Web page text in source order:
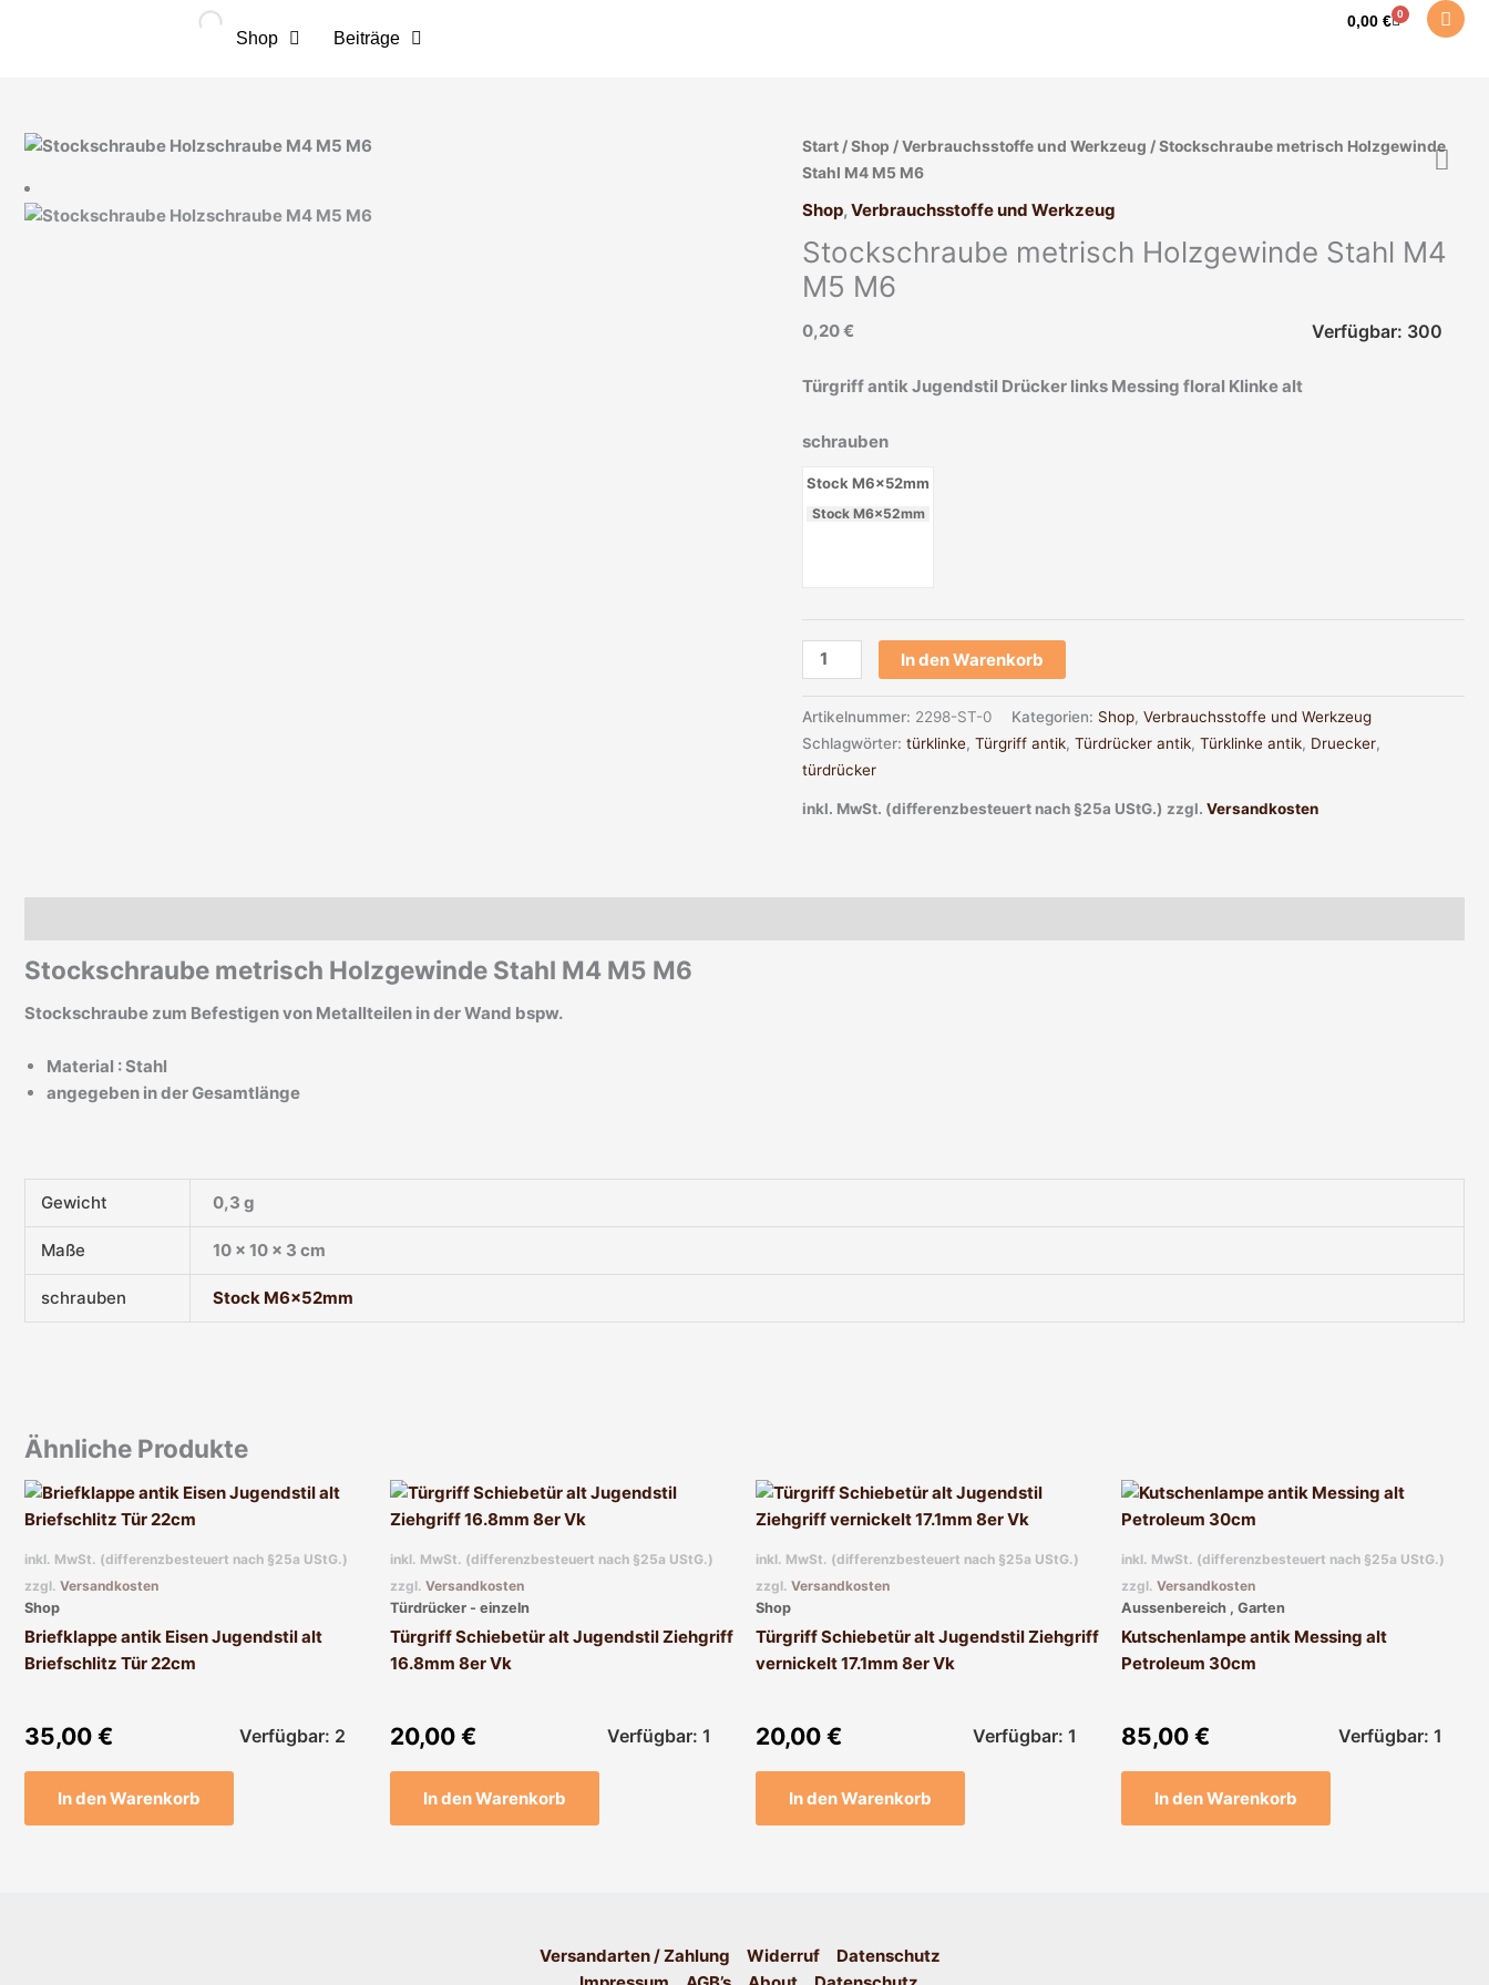
Shop Beiträge
0,00 € 0
Warenkorb
Start /Shop /Verbrauchsstoffe und Werkzeug / Stockschraube metrisch Holzgewinde
Stahl M4 M5 M6
Shop, Verbrauchsstoffe und Werkzeug
Stockschraube metrisch Holzgewinde Stahl M4
M5 M6
0,20€ Verfügbar: 300
Türgriff antik Jugendstil Drücker links Messing floral Klinke alt
schrauben
Stock M6x52mm
Stock M6x52mm
Stockschraube
metrisch
Stahl
M4
M5
M6
Menge
In den Warenkorb
Artikelnummer: 2298-ST-0 Kategorien: Shop, Verbrauchsstoffe und Werkzeug
Schlagwörter: türklinke, Türgriff antik, Türdrücker antik, Türklinke antik, Druecker,
türdrücker
inkl. MwSt. (differenzbesteuert nach §25a UStG.) zzgl. Versandkosten
Stockschraube metrisch Holzgewinde Stahl M4 M5 M6
Stockschraube zum Befestigen von Metallteilen in der Wand bspw.
Material : Stahl
angegeben in der Gesamtlänge
Gewicht 0,3 g
Maße 10 × 10 × 3 cm
schrauben Stock M6x52mm
Ähnliche Produkte
inkl. MwSt. (differenzbesteuert nach §25a UStG.)
zzgl. Versandkosten
Shop
Briefklappe antik Eisen Jugendstil alt
Briefschlitz Tür 22cm
35,00 € Verfügbar: 2
In den Warenkorb
inkl. MwSt. (differenzbesteuert nach §25a UStG.)
zzgl. Versandkosten
Türdrücker - einzeln
Türgriff Schiebetür alt Jugendstil Ziehgriff
16.8mm 8er Vk
20,00 € Verfügbar: 1
In den Warenkorb
inkl. MwSt. (differenzbesteuert nach §25a UStG.)
zzgl. Versandkosten
Shop
Türgriff Schiebetür alt Jugendstil Ziehgriff
vernickelt 17.1mm 8er Vk
20,00 € Verfügbar: 1
In den Warenkorb
inkl. MwSt. (differenzbesteuert nach §25a UStG.)
zzgl. Versandkosten
Aussenbereich , Garten
Kutschenlampe antik Messing alt
Petroleum 30cm
85,00 € Verfügbar: 1
In den Warenkorb
Versandarten / Zahlung Widerruf
Datenschutz